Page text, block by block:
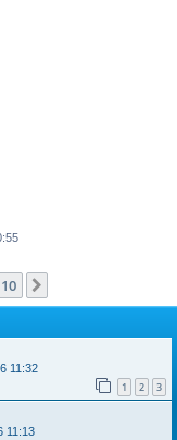
10
11:32
1 2 3
11:13